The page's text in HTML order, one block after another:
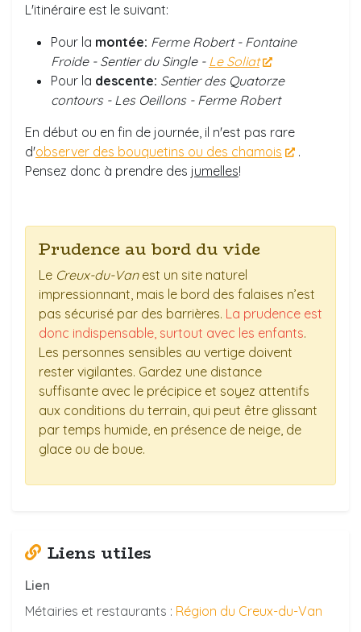
L'itinéraire est le suivant:
Pour la montée: Ferme Robert - Fontaine
Froide - Sentier du Single - Le Soliat
Pour la descente: Sentier des Quatorze
contours - Les Oeillons - Ferme Robert
En début ou en fin de journée, il n'est pas rare
d'observer des bouquetins ou des chamois
.
Pensez donc à prendre des jumelles!
Prudence au bord du vide
Le Creux-du-Van est un site naturel
impressionnant, mais le bord des falaises n’est
pas sécurisé par des barrières. La prudence est
donc indispensable, surtout avec les enfants.
Les personnes sensibles au vertige doivent
rester vigilantes. Gardez une distance
suffisante avec le précipice et soyez attentifs
aux conditions du terrain, qui peut être glissant
par temps humide, en présence de neige, de
glace ou de boue.
Liens utiles
Lien
Métairies et restaurants : Région du Creux-du-Van